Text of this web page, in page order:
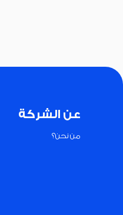
عن الشركة
من نحن؟